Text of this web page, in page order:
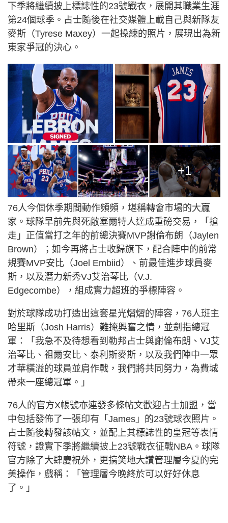
下季將繼續披上標誌性的23號戰衣，展開其職業生涯
第24個球季。占士隨後在社交媒體上載自己與新隊友
麥斯（Tyrese Maxey）一起操練的照片，展現出為新
東家爭冠的決心。
+1
76人今個休季期間動作頻頻，堪稱轉會市場的大贏
家。球隊早前先與死敵塞爾特人達成重磅交易，「搶
走」正值當打之年的前總決賽MVP謝倫布朗（Jaylen
Brown）；如今再將占士收歸旗下，配合陣中的前常
規賽MVP安比（Joel Embiid）、前最佳進步球員麥
斯，以及潛力新秀VJ艾治琴比（V.J.
Edgecombe），組成實力超班的爭標陣容。
對於球隊成功打造出這套星光熠熠的陣容，76人班主
哈里斯（Josh Harris）難掩興奮之情，並劍指總冠
軍：「我急不及待想看到勒邦占士與謝倫布朗、VJ艾
治琴比、祖爾安比、泰利斯麥斯，以及我們陣中一眾
才華橫溢的球員並肩作戰，我們將共同努力，為費城
帶來一座總冠軍。」
76人的官方X帳號亦連發多條帖文歡迎占士加盟，當
中包括發佈了一張印有「James」的23號球衣照片。
占士隨後轉發該帖文，並配上其標誌性的皇冠等表情
符號，證實下季將繼續披上23號戰衣征戰NBA。球隊
官方除了大肆慶祝外，更搞笑地大讚管理層今夏的完
美操作，戲稱：「管理層今晚終於可以好好休息
了。」